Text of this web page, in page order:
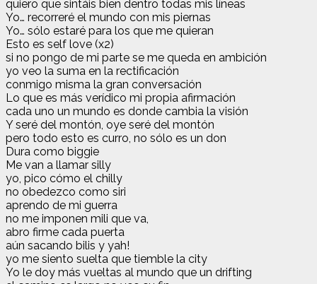
quiero que sintáis bien dentro todas mis líneas
Yo… recorreré el mundo con mis piernas
Yo… sólo estaré para los que me quieran
Esto es self love (x2)
si no pongo de mi parte se me queda en ambición
yo veo la suma en la rectificación
conmigo misma la gran conversación
Lo que es más verídico mi propia afirmación
cada uno un mundo es donde cambia la visión
Y seré del montón, oye seré del montón
pero todo esto es curro, no sólo es un don
Dura como biggie
Me van a llamar silly
yo, pico cómo el chilly
no obedezco como siri
aprendo de mi guerra
no me imponen mili que va,
abro firme cada puerta
aún sacando bilis y yah!
yo me siento suelta que tiemble la city
Yo le doy más vueltas al mundo que un drifting